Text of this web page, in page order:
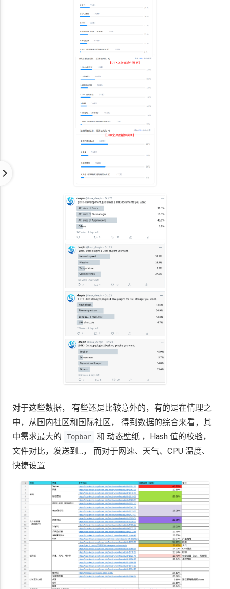
对于这些数据， 有些还是比较意外的，有的是在情理之
中，从国内社区和国际社区， 得到数据的综合来看，其
中需求最大的
Topbar
和 动态壁纸 ，Hash 值的校验，
文件对比，发送到…， 而对于网速、天气、CPU 温度、
快捷设置